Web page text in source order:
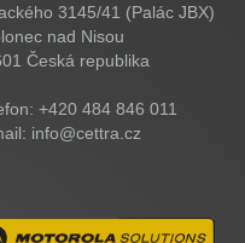
3145/41 (Palác JBX)
nad Nisou
Česká republika
+420 484 846 011
info@cettra.cz